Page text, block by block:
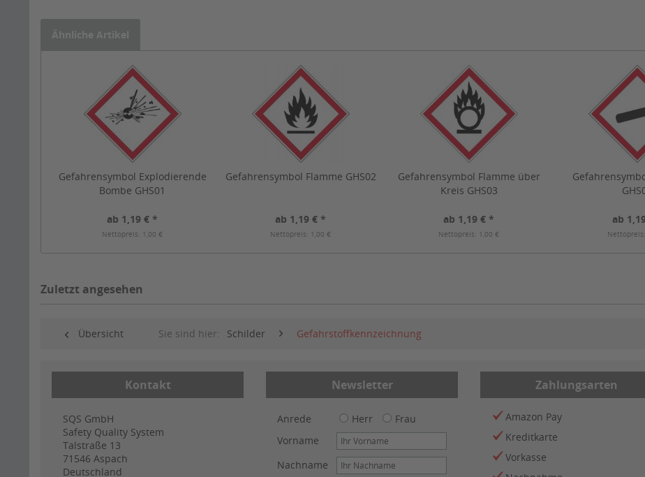
Ähnliche Artikel
Gefahrensymbol Explodierende
Bombe GHS01
ab 1,19 € *
Nettopreis: 1,00 €
Gefahrensymbol Flamme GHS02
ab 1,19 € *
Nettopreis: 1,00 €
Gefahrensymbol Flamme über
Kreis GHS03
ab 1,19 € *
Nettopreis: 1,00 €
ab
Zuletzt angesehen
Übersicht Sie sind hier: Schilder Gefahrstoffkennzeichnung
Kontakt
SQS GmbH
Safety Quality System
Talstraße 13
71546 Aspach
Deutschland
Newsletter
Anrede Herr
Frau
Vorname
Nachname
Zahlungsarten
Amazon Pay
Kreditkarte
Vorkasse